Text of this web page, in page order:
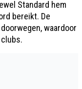
Standard hem
bereikt. De
waardoor